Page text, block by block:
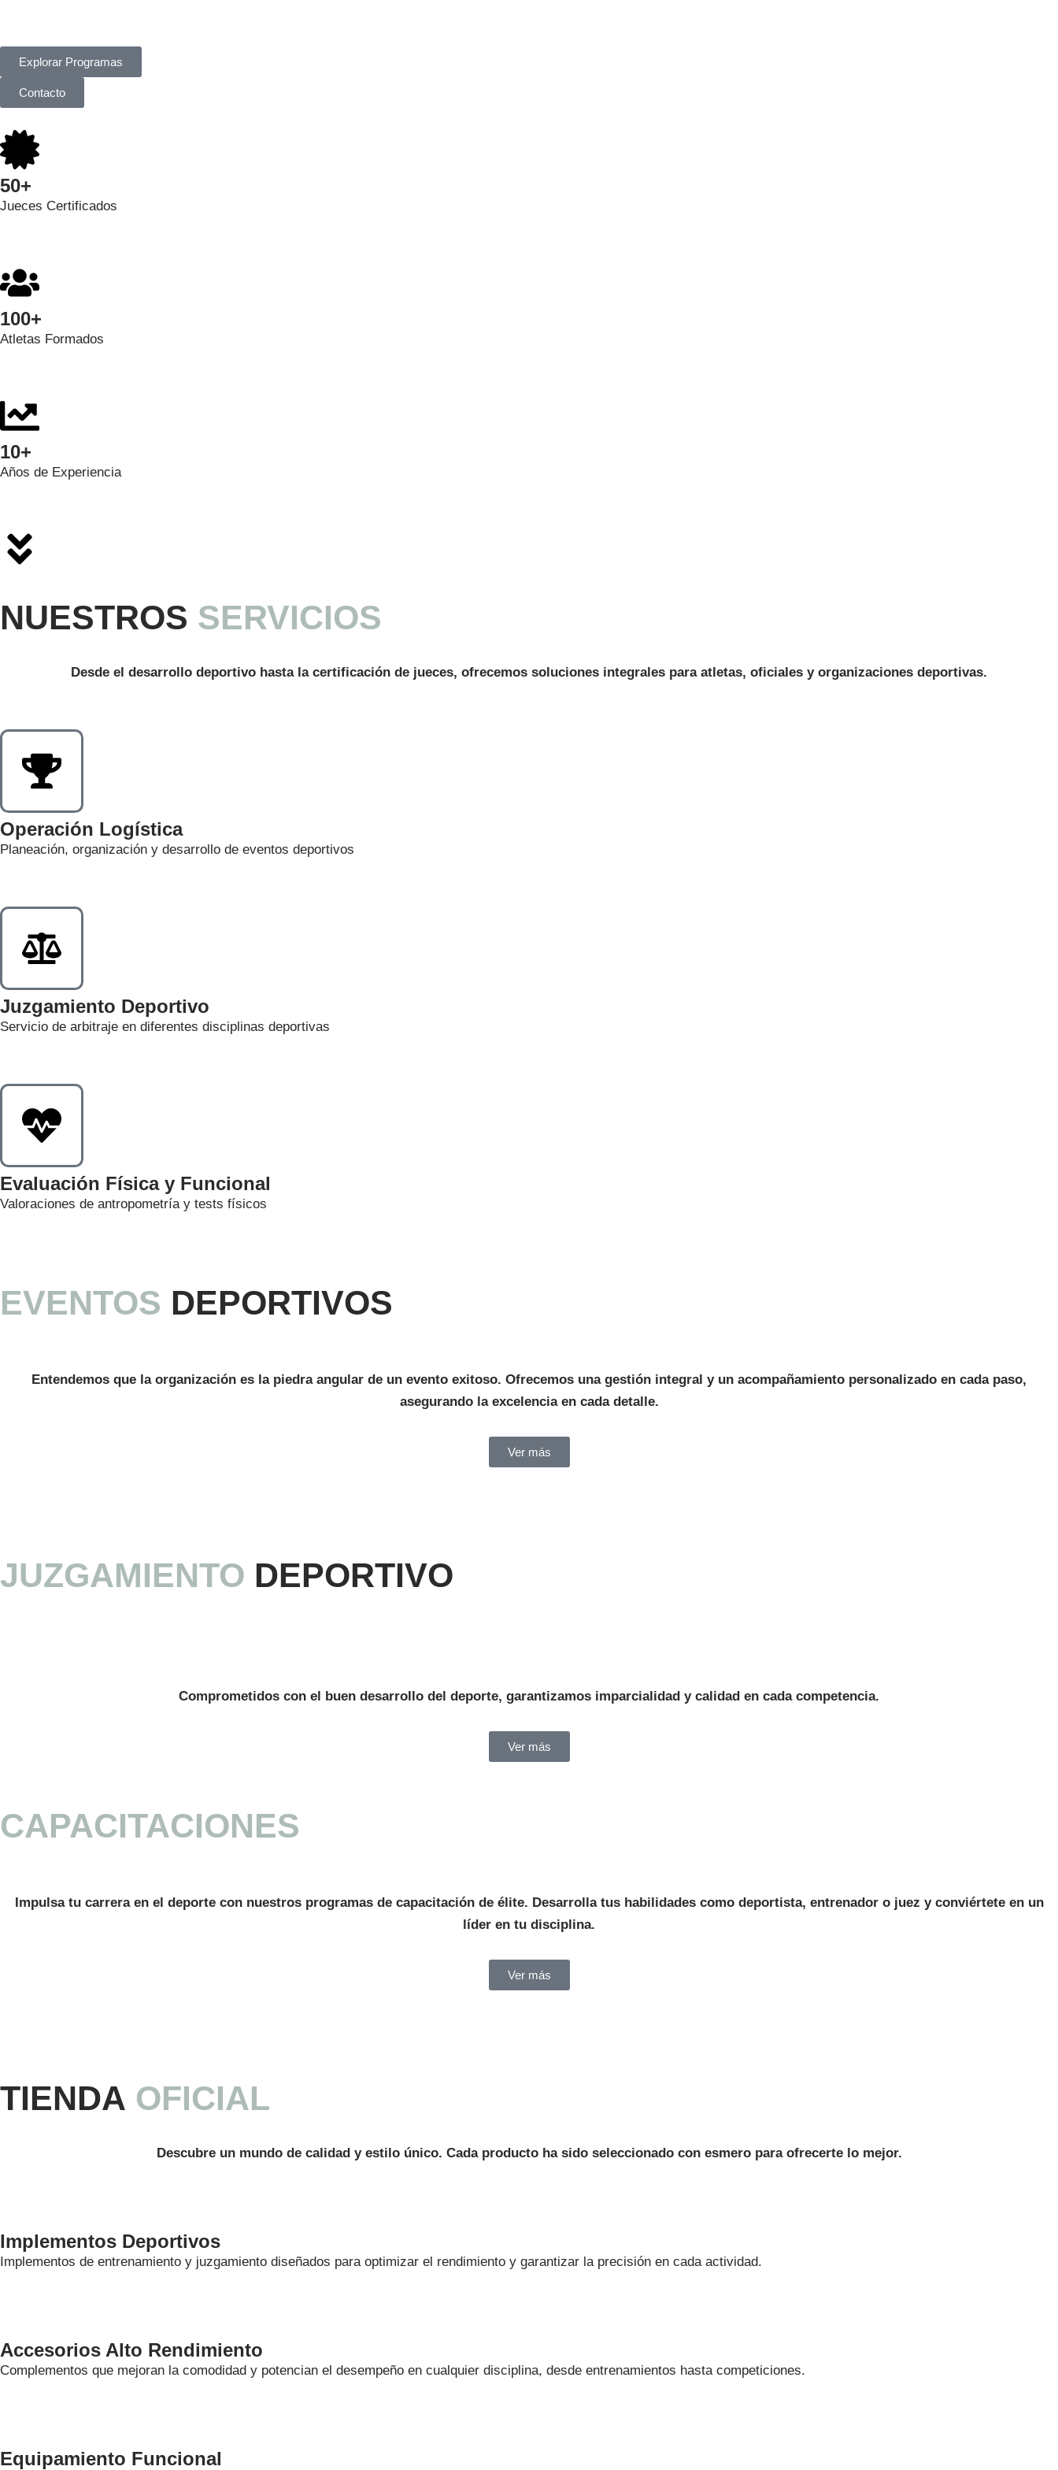
Explorar Programas
Contacto
50+
Jueces Certificados
100+
Atletas Formados
10+
Años de Experiencia
NUESTROS SERVICIOS
Desde el desarrollo deportivo hasta la certificación de jueces, ofrecemos soluciones integrales para atletas, oficiales y organizaciones deportivas.
Operación Logística
Planeación, organización y desarrollo de eventos deportivos
Juzgamiento Deportivo
Servicio de arbitraje en diferentes disciplinas deportivas
Evaluación Física y Funcional
Valoraciones de antropometría y tests físicos
EVENTOS DEPORTIVOS
Entendemos que la organización es la piedra angular de un evento exitoso. Ofrecemos una gestión integral y un acompañamiento personalizado en cada paso,
asegurando la excelencia en cada detalle.
Ver más
JUZGAMIENTO DEPORTIVO
Comprometidos con el buen desarrollo del deporte, garantizamos imparcialidad y calidad en cada competencia.
Ver más
CAPACITACIONES
Impulsa tu carrera en el deporte con nuestros programas de capacitación de élite. Desarrolla tus habilidades como deportista, entrenador o juez y conviértete en un
líder en tu disciplina.
Ver más
TIENDA OFICIAL
Descubre un mundo de calidad y estilo único. Cada producto ha sido seleccionado con esmero para ofrecerte lo mejor.
Implementos Deportivos
Implementos de entrenamiento y juzgamiento diseñados para optimizar el rendimiento y garantizar la precisión en cada actividad.
Accesorios Alto Rendimiento
Complementos que mejoran la comodidad y potencian el desempeño en cualquier disciplina, desde entrenamientos hasta competiciones.
Equipamiento Funcional